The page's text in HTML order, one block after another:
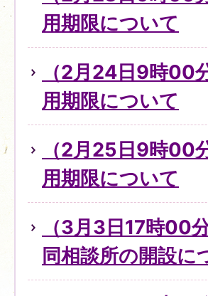
用期限について
（2月24日9時00
用期限について
（2月25日9時00
用期限について
（3月3日17時00
同相談所の開設に